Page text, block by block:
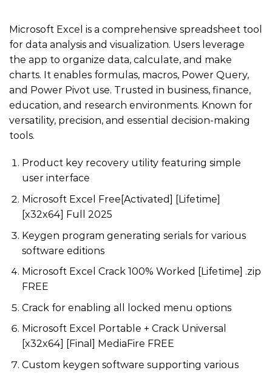
Microsoft Excel is a comprehensive spreadsheet tool
for data analysis and visualization. Users leverage
the app to organize data, calculate, and make
charts. It enables formulas, macros, Power Query,
and Power Pivot use. Trusted in business, finance,
education, and research environments. Known for
versatility, precision, and essential decision-making
tools.
Product key recovery utility featuring simple
user interface
Microsoft Excel Free[Activated] [Lifetime]
[x32x64] Full 2025
Keygen program generating serials for various
software editions
Microsoft Excel Crack 100% Worked [Lifetime] .zip
FREE
Crack for enabling all locked menu options
Microsoft Excel Portable + Crack Universal
[x32x64] [Final] MediaFire FREE
Custom keygen software supporting various